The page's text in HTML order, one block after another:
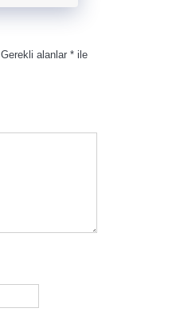
Gerekli alanlar * ile